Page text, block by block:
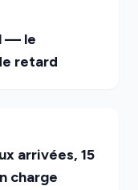
— le
retard
arrivées, 15
charge